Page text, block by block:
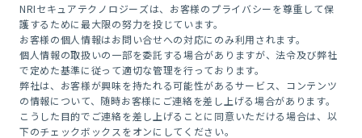
NRIセキュアテクノロジーズは、お客様のプライバシーを尊重して保
護するために最大限の努力を投じています。
お客様の個人情報はお問い合せへの対応にのみ利用されます。
個人情報の取扱いの一部を委託する場合がありますが、法令及び弊社
で定めた基準に従って適切な管理を行っております。
弊社は、お客様が興味を持たれる可能性があるサービス、コンテンツ
の情報について、随時お客様にご連絡を差し上げる場合があります。
こうした目的でご連絡を差し上げることに同意いただける場合は、以
下のチェックボックスをオンにしてください。